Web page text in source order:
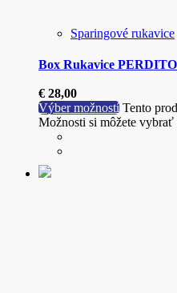
Sparingové rukavice
Box Rukavice
€ 28,00
Výber možností Tento
Možnosti si môžete vybrať